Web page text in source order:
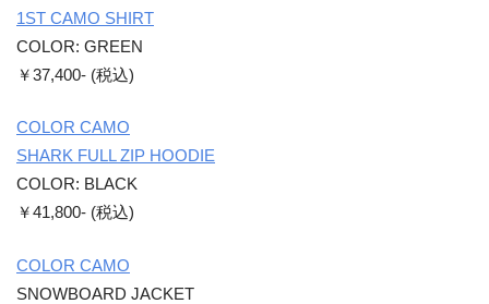
1ST CAMO SHIRT
COLOR: GREEN
￥37,400- (税込)
COLOR CAMO
SHARK FULL ZIP HOODIE
COLOR: BLACK
￥41,800- (税込)
COLOR CAMO
SNOWBOARD JACKET